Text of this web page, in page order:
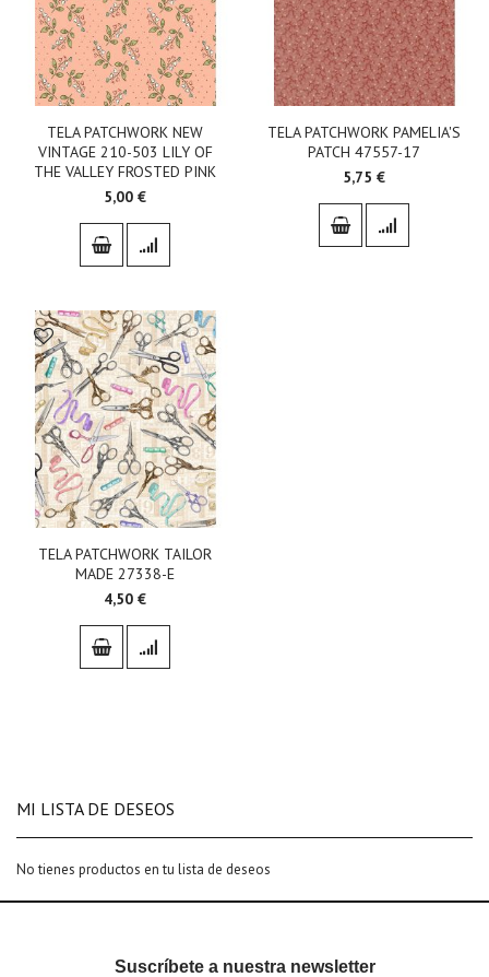
TELA PATCHWORK NEW
VINTAGE 210-503 LILY OF
THE VALLEY FROSTED PINK
5,00 €
TELA PATCHWORK PAMELIA'S
PATCH 47557-17
5,75 €
TELA PATCHWORK TAILOR
MADE 27338-E
4,50 €
MI LISTA DE DESEOS
No tienes productos en tu lista de deseos
Suscríbete a nuestra newsletter